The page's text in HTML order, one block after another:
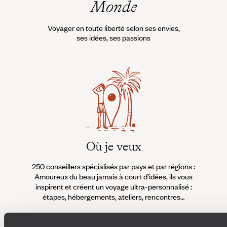
livrent ici leur sélection des plus
beaux spots de Norvège.
Monde
Voyager en toute liberté selon ses envies,
ses idées, ses passions
Où je veux
250 conseillers spécialisés par pays et par régions :
Amoureux du beau jamais à court d’idées, ils vous
inspirent et créent un voyage ultra-personnalisé :
étapes, hébergements, ateliers, rencontres…